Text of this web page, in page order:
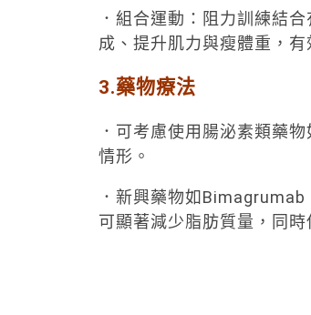
．組合運動：阻力訓練結
成、提升肌力與瘦體重，
3.藥物療法
．可考慮使用腸泌素類藥
情形。
．新興藥物如
可顯著減少脂肪質量，同